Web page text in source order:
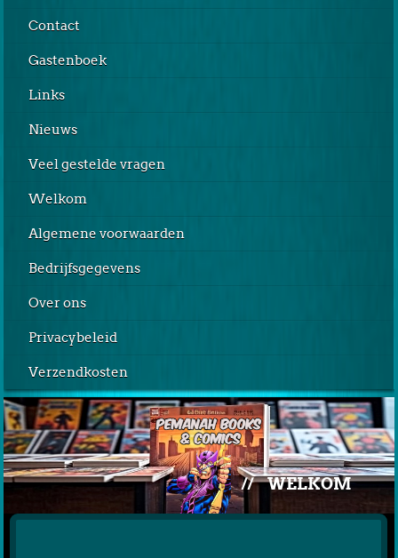
Contact
Gastenboek
Links
Nieuws
Veel gestelde vragen
Welkom
Algemene voorwaarden
Bedrijfsgegevens
Over ons
Privacybeleid
Verzendkosten
// WELKOM